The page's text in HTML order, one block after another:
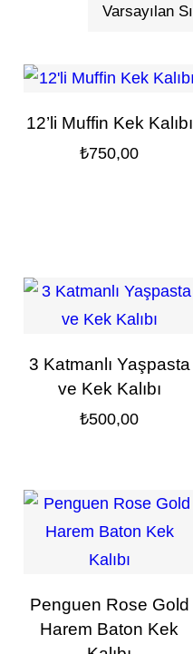
12’li Muffin Kek Kalıbı
₺750,00
3 Katmanlı Yaşpasta
ve Kek Kalıbı
₺500,00
Penguen Rose Gold
Harem Baton Kek